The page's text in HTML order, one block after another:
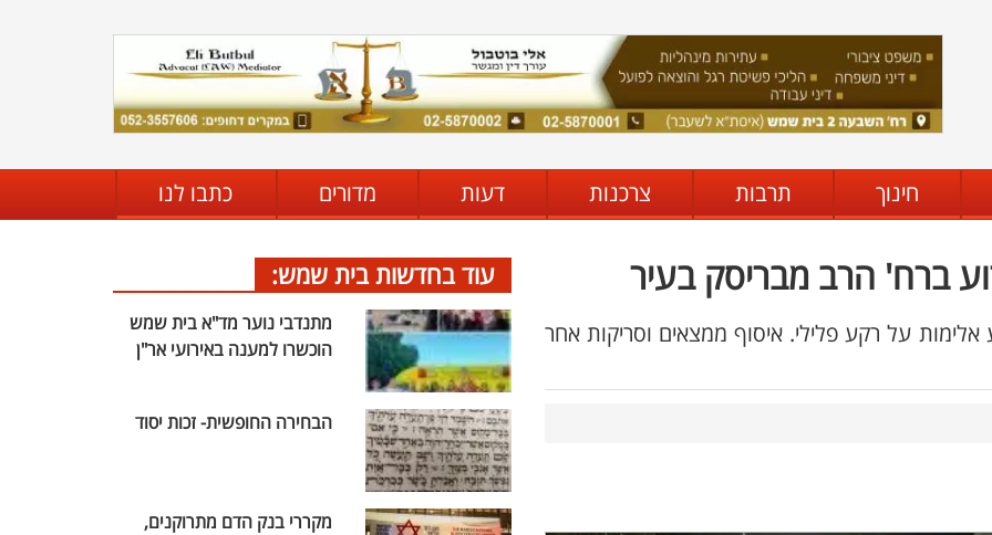
חינוך תרבות צרכנות דעות מדורים כתבו לנו
על רקע פלילי. איסוף ממצאים וסריקות אחר
עוד בחדשות בית שמש:
מתנדבי נוער מד"א בית שמש
הוכשרו למענה באירועי אר"ן
הבחירה החופשית- זכות יסוד
מקררי בנק הדם מתרוקנים,